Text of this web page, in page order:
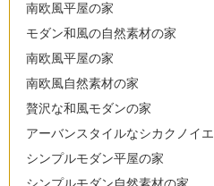
南欧風平屋の家
モダン和風の自然素材の家
南欧風平屋の家
南欧風自然素材の家
贅沢な和風モダンの家
アーバンスタイルなシカクノイエ
シンプルモダン平屋の家